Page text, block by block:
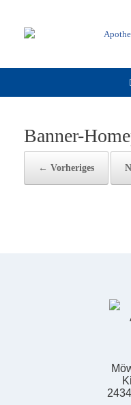
Banner-
← Vorheriges